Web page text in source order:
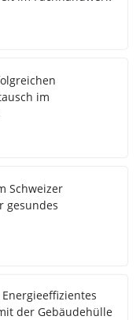
im
Schweizer
gesundes
der Gebäudehülle